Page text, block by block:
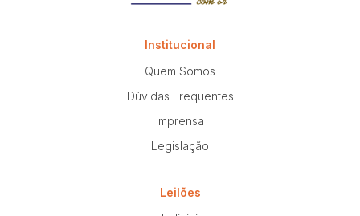
Institucional
Quem Somos
Dúvidas Frequentes
Imprensa
Legislação
Leilões